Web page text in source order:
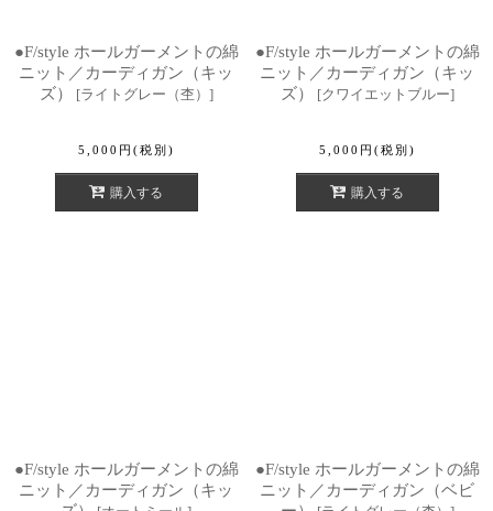
●F/style ホールガーメントの綿
ニット／カーディガン（キッ
ズ）
[ライトグレー（杢） ]
5,000 円 (税別)
購入する
●F/style ホールガーメントの綿
ニット／カーディガン（キッ
ズ）
[クワイエットブルー]
5,000 円 (税別)
購入する
●F/style ホールガーメントの綿
ニット／カーディガン（キッ
●F/style ホールガーメントの綿
ニット／カーディガン（ベビ